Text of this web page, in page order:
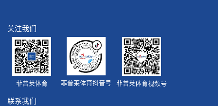
关注我们
菲普莱体育 菲普莱体育抖音号 菲普莱体育视频号
联系我们